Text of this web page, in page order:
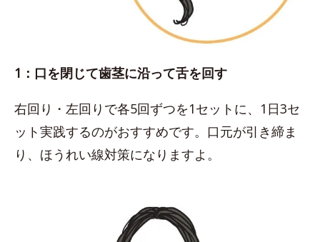
1：口を閉じて歯茎に沿って舌を回す
右回り・左回りで各5回ずつを1セットに、1日3セ
ット実践するのがおすすめです。口元が引き締ま
り、ほうれい線対策になりますよ。